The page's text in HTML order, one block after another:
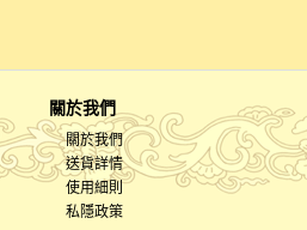
關於我們
關於我們
送貨詳情
使用細則
私隱政策